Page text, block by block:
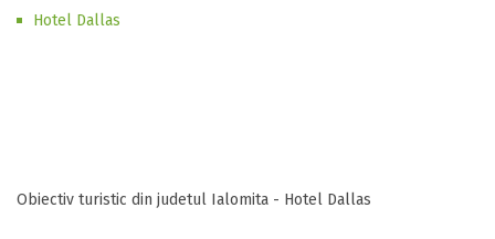
Hotel Dallas
Obiectiv turistic din judetul Ialomita - Hotel Dallas